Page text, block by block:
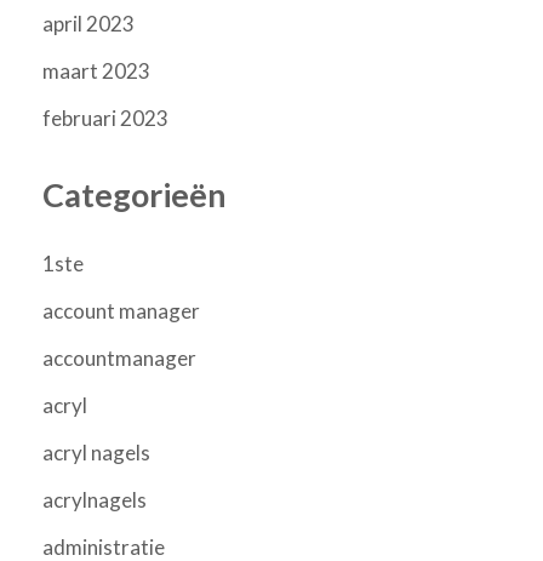
april 2023
maart 2023
februari 2023
Categorieën
1ste
account manager
accountmanager
acryl
acryl nagels
acrylnagels
administratie